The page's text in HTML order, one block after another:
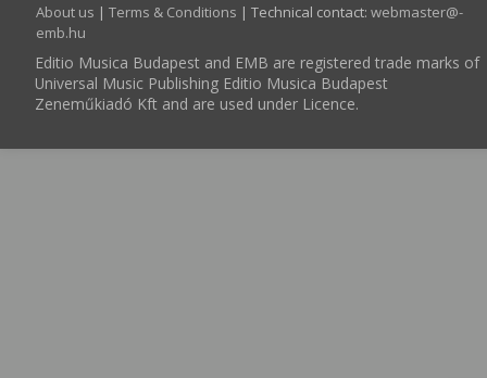
About us | Terms & Conditions | Technical contact: webmaster­@­
emb.hu
Editio Musica Budapest and EMB are registered trade marks of
Universal Music Publishing Editio Musica Budapest
Zeneműkiadó Kft and are used under Licence.